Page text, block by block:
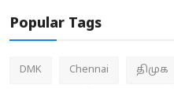
Popular Tags
DMK Chennai திமுக